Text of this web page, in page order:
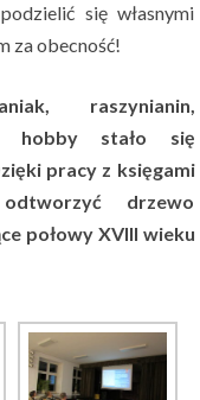
się własnymi
za obecność!
raszynianin,
hobby stało się
pracy z księgami
drzewo
połowy XVIII wieku